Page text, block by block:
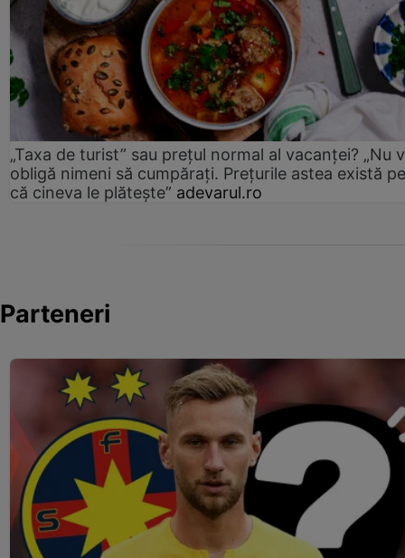
„Taxa de turist” sau prețul normal al vacanței? „Nu
obligă nimeni să cumpărați. Prețurile astea există
că cineva le plătește” adevarul.ro
Parteneri